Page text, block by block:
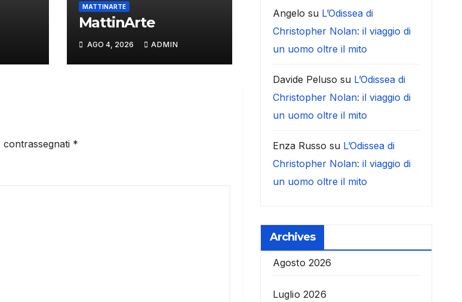
MATTINARTE
MattinArte
AGO 4, 2026 ADMIN
*
Angelo su L’Odissea di
Christopher Nolan: il viaggio di
un uomo oltre il mito
Davide Peluso su L’Odissea di
Christopher Nolan: il viaggio di
un uomo oltre il mito
Enza Russo su L’Odissea di
Christopher Nolan: il viaggio di
un uomo oltre il mito
Archives
Agosto 2026
Luglio 2026